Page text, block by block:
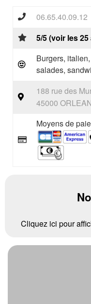
06.65.40.09.12
5/5 (voir les
Burgers,
salades,
188 rue des
45000
Moyens de
Cliquez ici pour